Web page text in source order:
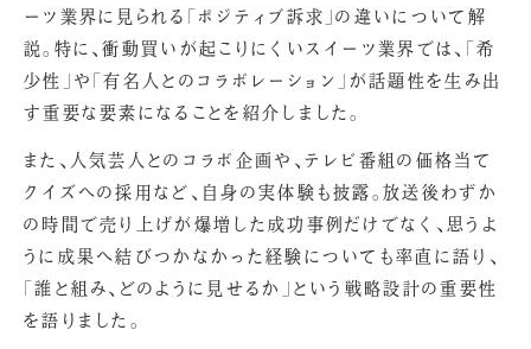
ーツ業界に見られる「ポジティブ訴求」の違いについて解
説。特に、衝動買いが起こりにくいスイーツ業界では、「希
少性」や「有名人とのコラボレーション」が話題性を生み出
す重要な要素になることを紹介しました。
また、人気芸人とのコラボ企画や、テレビ番組の価格当て
クイズへの採用など、自身の実体験も披露。放送後わずか
の時間で売り上げが爆増した成功事例だけでなく、思うよ
うに成果へ結びつかなかった経験についても率直に語り、
「誰と組み、どのように見せるか」という戦略設計の重要性
を語りました。